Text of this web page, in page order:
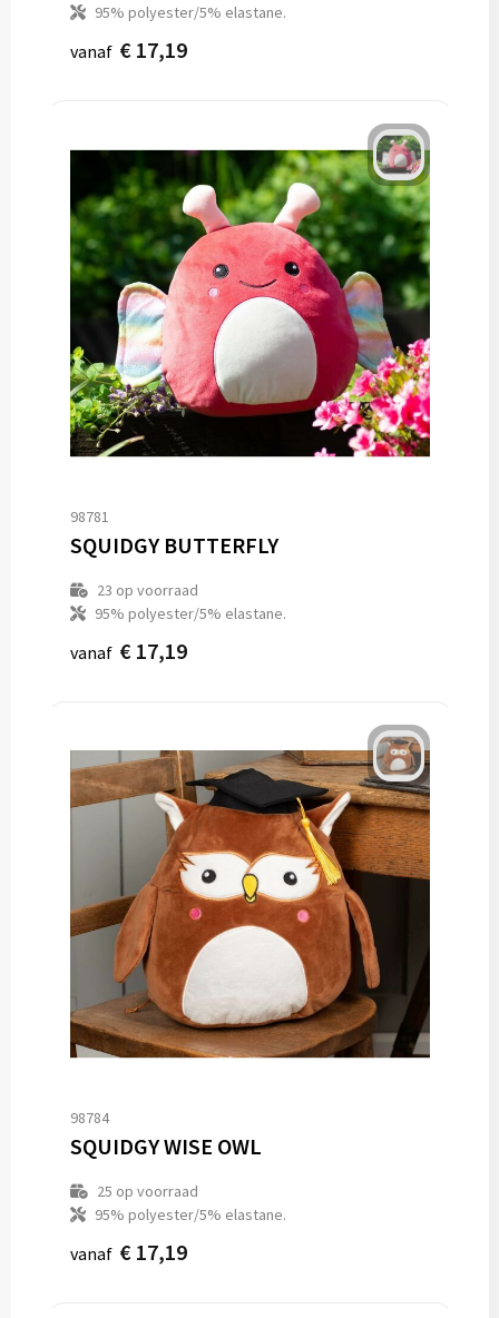
95% polyester/5% elastane.
vanaf € 17,19
98781
SQUIDGY BUTTERFLY
23 op voorraad
95% polyester/5% elastane.
vanaf € 17,19
98784
SQUIDGY WISE OWL
25 op voorraad
95% polyester/5% elastane.
vanaf € 17,19